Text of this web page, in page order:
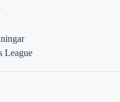
League